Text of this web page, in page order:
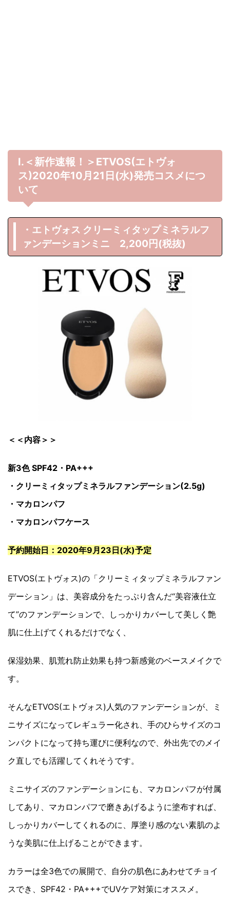
Ⅰ.＜新作速報！＞ETVOS(エトヴォ
ス)2020年10月21 日(水)発売コスメにつ
いて
・エトヴォス クリーミィタップミネラルフ
ァンデーションミニ 2,200円(税抜)
＜＜内容＞＞
新3色 SPF42・PA+++
・クリーミィタップミネラルファンデーション(2.5g)
・マカロンパフ
・マカロンパフケース
予約開始日：2020年9月23日(水)予定
ETVOS(エトヴォス)の「クリーミィタップミネラルファン
デーション」は、美容成分をたっぷり含んだ“美容液仕立
て”のファンデーションで、しっかりカバーして美しく艶
肌に仕上げてくれるだけでなく、
保湿効果、肌荒れ防止効果も持つ新感覚のベースメイクで
す。
そんなETVOS(エトヴォス)人気のファンデーションが、ミ
ニサイズになってレギュラー化され、手のひらサイズのコ
ンパクトになって持ち運びに便利なので、外出先でのメイ
ク直しでも活躍してくれそうです。
ミニサイズのファンデーションにも、マカロンパフが付属
してあり、マカロンパフで磨きあげるように塗布すれば、
しっかりカバーしてくれるのに、厚塗り感のない素肌のよ
うな美肌に仕上げることができます。
カラーは全3色での展開で、自分の肌色にあわせてチョイ
スでき、SPF42・PA+++でUVケア対策にオススメ。